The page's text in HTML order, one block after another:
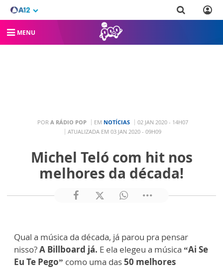
MENU
POR A RÁDIO POP EM NOTÍCIAS
02 JAN 2020 - 14H07
ATUALIZADA EM 03 JAN 2020 - 09H09
Michel Teló com hit nos
melhores da década!
Qual a música da década, já parou pra pensar
nisso?A Billboard já. E ela elegeu a música “Ai Se
Eu Te Pego” como uma das50 melhores